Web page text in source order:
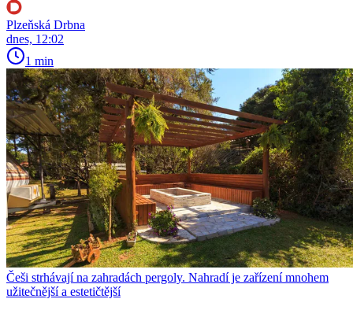
Plzeňská Drbna
dnes, 12:02
1 min
Češi strhávají na zahradách pergoly. Nahradí je zařízení mnohem
užitečnější a estetičtější